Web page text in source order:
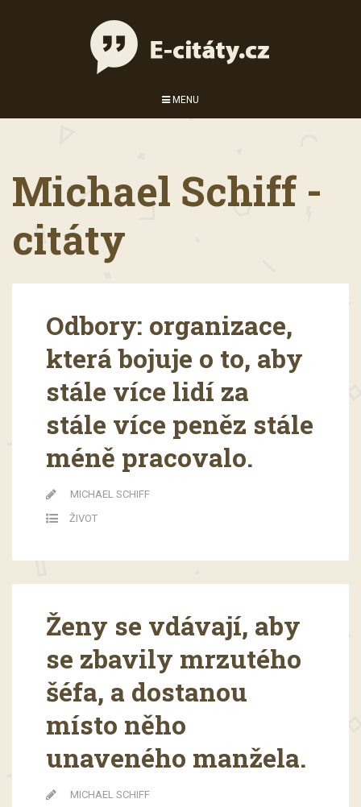
MENU
Michael Schiff -
citáty
Odbory: organizace,
která bojuje o to, aby
stále více lidí za
stále více peněz stále
méně pracovalo.
MICHAEL SCHIFF
ŽIVOT
Ženy se vdávají, aby
se zbavily mrzutého
šéfa, a dostanou
místo něho
unaveného manžela.
MICHAEL SCHIFF